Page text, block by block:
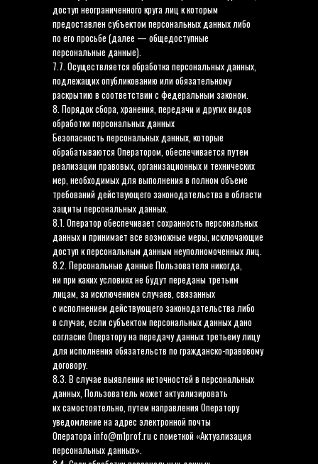
доступ неограниченного круга лиц к которым
предоставлен субъектом персональных данных либо
по его просьбе (далее — общедоступные
персональные данные).
7.7. Осуществляется обработка персональных данных,
подлежащих опубликованию или обязательному
раскрытию в соответствии с федеральным законом.
8. Порядок сбора, хранения, передачи и других видов
обработки персональных данных
Безопасность персональных данных, которые
обрабатываются Оператором, обеспечивается путем
реализации правовых, организационных и технических
мер, необходимых для выполнения в полном объеме
требований действующего законодательства в области
защиты персональных данных.
8.1. Оператор обеспечивает сохранность персональных
данных и принимает все возможные меры, исключающие
доступ к персональным данным неуполномоченных лиц.
8.2. Персональные данные Пользователя никогда,
ни при каких условиях не будут переданы третьим
лицам, за исключением случаев, связанных
с исполнением действующего законодательства либо
в случае, если субъектом персональных данных дано
согласие Оператору на передачу данных третьему лицу
для исполнения обязательств по гражданско-правовому
договору.
8.3. В случае выявления неточностей в персональных
данных, Пользователь может актуализировать
их самостоятельно, путем направления Оператору
уведомление на адрес электронной почты
Оператора info@m1prof.ru с пометкой «Актуализация
персональных данных».